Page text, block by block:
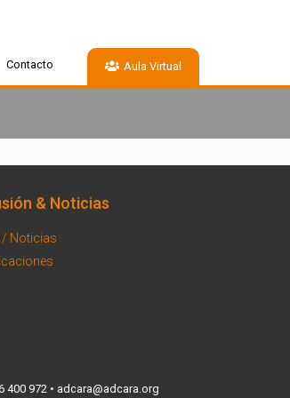
Contacto Aula Virtual
& Noticias
/ Noticias
400 972 • adcara@adcara.org